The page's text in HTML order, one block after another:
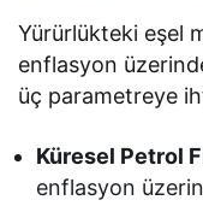
Yürürlükteki eşel
enflasyon
üç parametreye
Küresel Petrol
enflasyon